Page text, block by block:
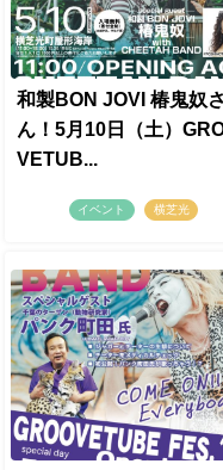
和製BON JOVI 椿鬼奴さ
ん！5月10日（土）
VETUB...
イベント 横芝光